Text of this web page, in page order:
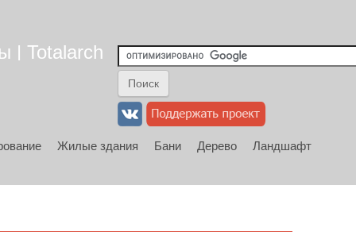
| Totalarch
Жилые здания Бани Дерево
Ландшафт